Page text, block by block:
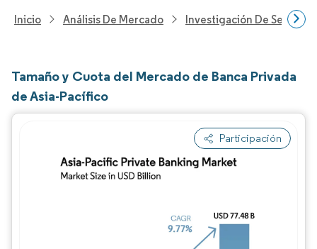
Inicio Análisis De Mercado Investigación De
Tamaño y Cuota del Mercado de Banca Privada
de Asia-Pacífico
Participación